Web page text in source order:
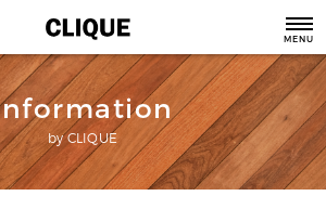
MENU
by CLIQUE